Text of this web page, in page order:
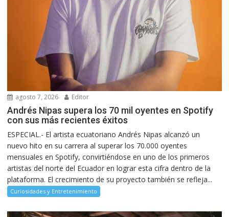
agosto 7, 2026 Editor
Andrés Nipas supera los 70 mil oyentes en Spotify
con sus más recientes éxitos
ESPECIAL.- El artista ecuatoriano Andrés Nipas alcanzó un
nuevo hito en su carrera al superar los 70.000 oyentes
mensuales en Spotify, convirtiéndose en uno de los primeros
artistas del norte del Ecuador en lograr esta cifra dentro de la
plataforma. El crecimiento de su proyecto también se refleja...
Curiosidades y Entretenimiento